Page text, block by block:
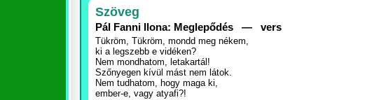
Szöveg
Pál Fanni Ilona: Meglepődés — vers
Tükröm, Tükröm, mondd meg nékem,
ki a legszebb e vidéken?
Nem mondhatom, letakartál!
Szőnyegen kívül mást nem látok.
Nem tudhatom, hogy maga ki,
ember-e, vagy atyafi?!